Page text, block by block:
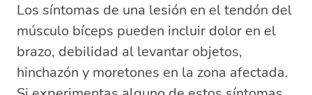
Los síntomas de una lesión en el tendón del
músculo bíceps pueden incluir dolor en el
brazo, debilidad al levantar objetos,
hinchazón y moretones en la zona afectada.